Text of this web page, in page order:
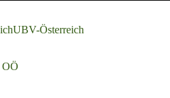
UBV-Österreich